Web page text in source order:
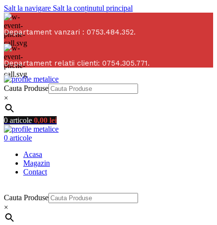
Salt la navigare Salt la conținutul principal
Departament vanzari : 0753.484.352.
Departament relatii clienti: 0754.305.771.
Cauta Produse
×
0 articole 0,00 lei
0 articole
Acasa
Magazin
Contact
Cauta Produse
×